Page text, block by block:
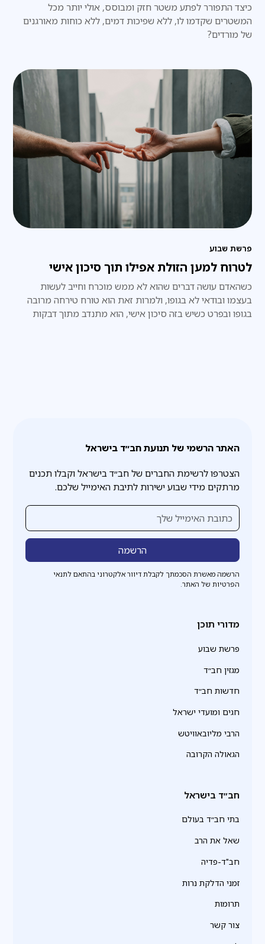
כיצד התפורר לפתע משטר חזק ומבוסס, אולי יותר מכל
המשטרים שקדמו לו, ללא שפיכות דמים, ללא כוחות מאורגנים
של מורדים?
פרשת שבוע
לטרוח למען הזולת אפילו תוך סיכון אישי
כשהאדם עושה דברים שהוא לא ממש מוכרח וחייב לעשות
בעצמו ובודאי לא בגופו, ולמרות זאת הוא טורח טירחה מרובה
בגופו ובפרט כשיש בזה סיכון אישי, הוא מתנדב מתוך דבקות
האתר הרשמי של תנועת חב״ד בישראל
הצטרפו לרשימת החברים של חב״ד בישראל וקבלו תכנים
מרתקים מידי שבוע ישירות לתיבת האימייל שלכם.
הרשמה מאשרת הסכמתך לקבלת דיוור אלקטרוני בהתאם לתנאי
הפרטיות של האתר.
מדורי תוכן
פרשת שבוע
מגזין חב״ד
חדשות חב״ד
חגים ומועדי ישראל
הרבי מליובאוויטש
הגאולה הקרובה
חב״ד בישראל
בתי חב״ד בעולם
שאל את הרב
חב"ד-פדיה
זמני הדלקת נרות
תרומות
צור קשר